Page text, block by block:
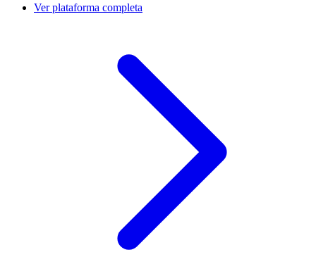
Ver plataforma completa